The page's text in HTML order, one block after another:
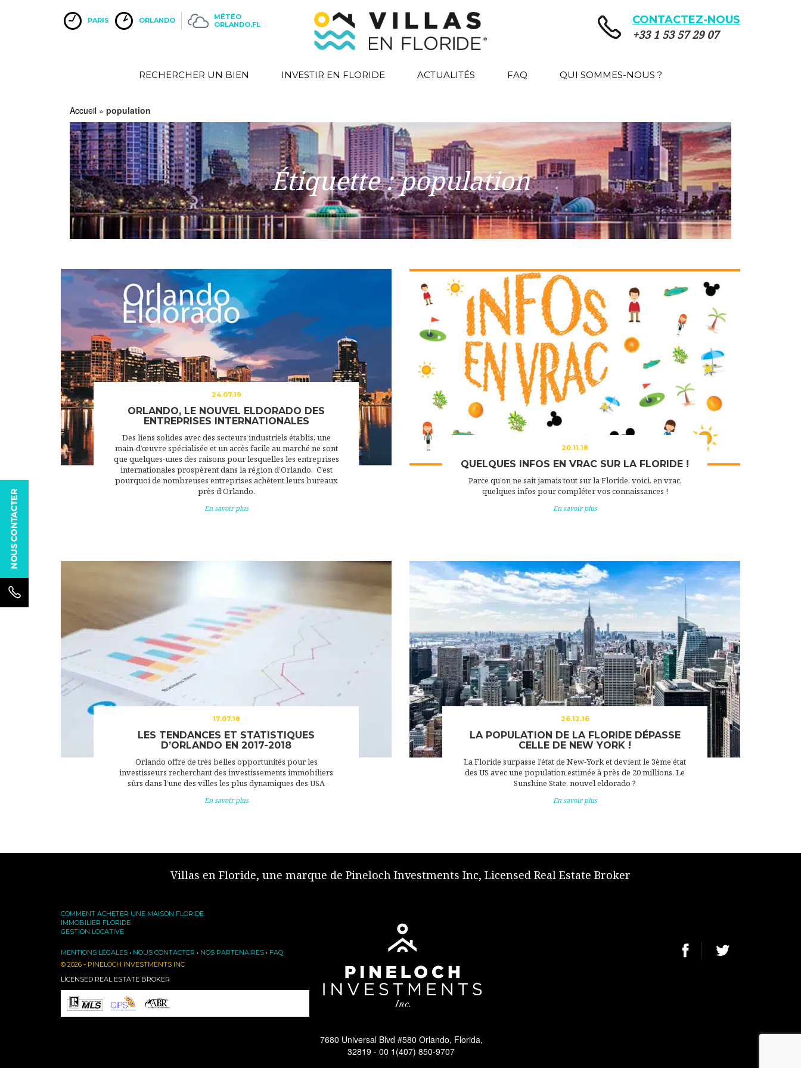
PARIS ORLANDO
MÉTÉO
ORLANDO,FL
CONTACTEZ-NOUS
+33 1 53 57 29 07
RECHERCHER UN BIEN INVESTIR EN FLORIDE ACTUALITÉS FAQ QUI SOMMES-NOUS ?
Accueil » population
Étiquette :population
24.07.19
ORLANDO, LE NOUVEL ELDORADO DES
ENTREPRISES INTERNATIONALES
Des liens solides avec des secteurs industriels établis, une
main-d’œuvre spécialisée et un accès facile au marché ne sont
que quelques-unes des raisons pour lesquelles les entreprises
internationales prospèrent dans la région d’Orlando. C’est
pourquoi de nombreuses entreprises achètent leurs bureaux
près d’Orlando.
En savoir plus
20.11.18
QUELQUES INFOS EN VRAC SUR LA FLORIDE !
Parce qu’on ne sait jamais tout sur la Floride, voici, en vrac,
quelques infos pour compléter vos connaissances !
En savoir plus
17.07.18
LES TENDANCES ET STATISTIQUES
D’ORLANDO EN 2017-2018
Orlando offre de très belles opportunités pour les
investisseurs recherchant des investissements immobiliers
sûrs dans l’une des villes les plus dynamiques des USA
En savoir plus
26.12.16
LA POPULATION DE LA FLORIDE DÉPASSE
CELLE DE NEW YORK !
La Floride surpasse l’état de New-York et devient le 3ème état
des US avec une population estimée à près de 20 millions. Le
Sunshine State, nouvel eldorado ?
En savoir plus
Villas en Floride, une marque de Pineloch Investments Inc, Licensed Real Estate Broker
COMMENT ACHETER UNE MAISON FLORIDE
IMMOBILIER FLORIDE
GESTION LOCATIVE
MENTIONS LÉGALES • NOUS CONTACTER • NOS PARTENAIRES • FAQ
© 2026 - PINELOCH INVESTMENTS INC
LICENSED REAL ESTATE BROKER
7680 Universal Blvd #580 Orlando, Florida,
32819 - 00 1(407) 850-9707